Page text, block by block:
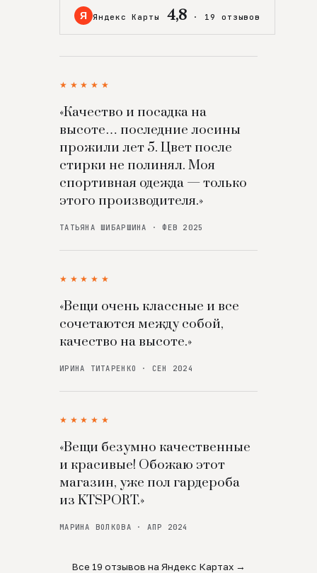
Я Яндекс Карты 4,8 · 19 отзывов
★★★★★
«Качество и посадка на
высоте… последние лосины
прожили лет 5. Цвет после
стирки не полинял. Моя
спортивная одежда — только
этого производителя.»
ТАТЬЯНА ШИБАРШИНА · ФЕВ 2025
★★★★★
«Вещи очень классные и все
сочетаются между собой,
качество на высоте.»
ИРИНА ТИТАРЕНКО · СЕН 2024
★★★★★
«Вещи безумно качественные
и красивые! Обожаю этот
магазин, уже пол гардероба
из KTSPORT.»
МАРИНА ВОЛКОВА · АПР 2024
Все 19 отзывов на Яндекс Картах →